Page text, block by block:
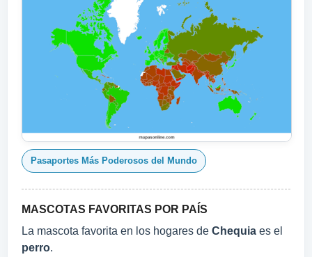
Pasaportes Más Poderosos del Mundo
MASCOTAS FAVORITAS POR PAÍS
La mascota favorita en los hogares de Chequia es el
perro.